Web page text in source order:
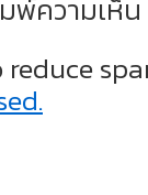
พ์ความเห็น
reduce